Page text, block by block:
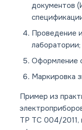
документов
Проведение
лаборатории;
Оформление
Маркировка
Пример из
ТР ТС 004/2011,